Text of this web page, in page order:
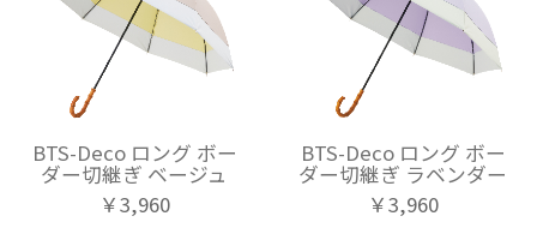
BTS-Deco ロング ボー
ダー切継ぎ ベージュ
￥3,960
BTS-Deco ロング ボー
ダー切継ぎ ラベンダー
￥3,960